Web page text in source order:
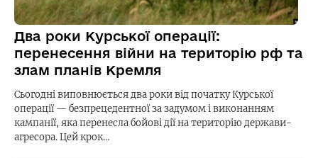
Два роки Курської операції:
перенесення війни на територію рф та
злам планів Кремля
Сьогодні виповнюється два роки від початку Курської
операції — безпрецедентної за задумом і виконанням
кампанії, яка перенесла бойові дії на територію держави-
агресора. Цей крок…